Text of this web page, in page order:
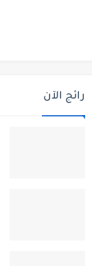
رائج الآن